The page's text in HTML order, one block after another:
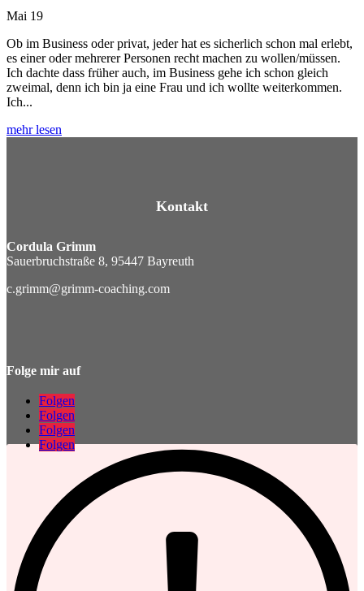
Mai 19
Ob im Business oder privat, jeder hat es sicherlich schon mal erlebt,
es einer oder mehrerer Personen recht machen zu wollen/müssen.
Ich dachte dass früher auch, im Business gehe ich schon gleich
zweimal, denn ich bin ja eine Frau und ich wollte weiterkommen.
Ich...
mehr lesen
Kontakt
Cordula Grimm
Sauerbruchstraße 8, 95447 Bayreuth
c.grimm@grimm-coaching.com
Folge mir auf
Folgen
Folgen
Folgen
Folgen